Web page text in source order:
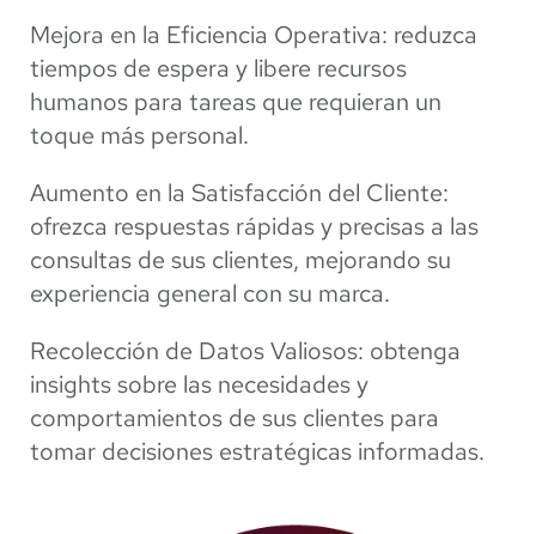
Mejora en la Eficiencia Operativa: reduzca
tiempos de espera y libere recursos
humanos para tareas que requieran un
toque más personal.
Aumento en la Satisfacción del Cliente:
ofrezca respuestas rápidas y precisas a las
consultas de sus clientes, mejorando su
experiencia general con su marca.
Recolección de Datos Valiosos: obtenga
insights sobre las necesidades y
comportamientos de sus clientes para
tomar decisiones estratégicas informadas.